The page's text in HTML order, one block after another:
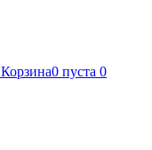
Корзина0 пуста 0